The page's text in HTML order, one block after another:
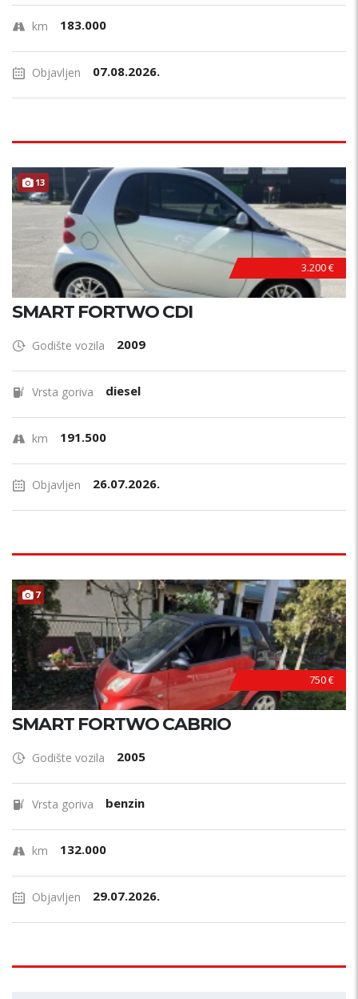
km 183.000
Objavljen 07.08.2026.
13
3.200 €
SMART FORTWO CDI
Godište vozila 2009
Vrsta goriva diesel
km 191.500
Objavljen 26.07.2026.
7
750 €
SMART FORTWO CABRIO
Godište vozila 2005
Vrsta goriva benzin
km 132.000
Objavljen 29.07.2026.